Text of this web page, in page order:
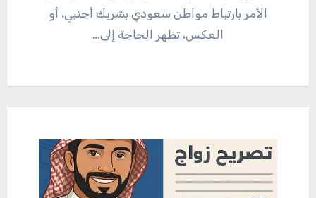
الأمر بارتباط مواطن سعودي بشريك أجنبي، أو
العكس، تظهر الحاجة إلى…